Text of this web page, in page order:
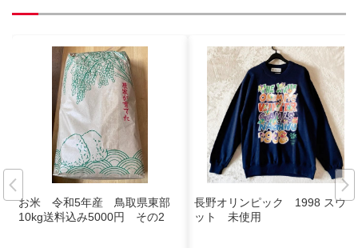
お米 令和5年産 鳥取県東部
10kg送料込み5000円 その2
長野オリンピック 1998 スウェ
ット 未使用